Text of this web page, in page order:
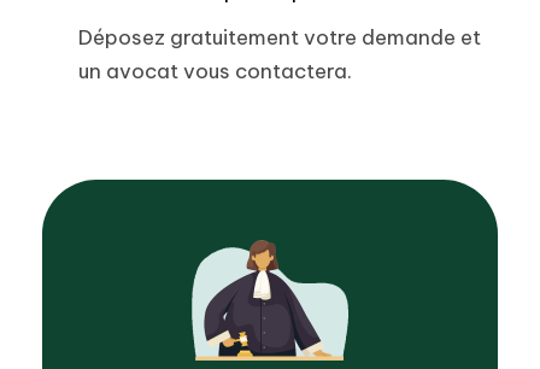
Déposez gratuitement votre demande et
un avocat vous contactera.